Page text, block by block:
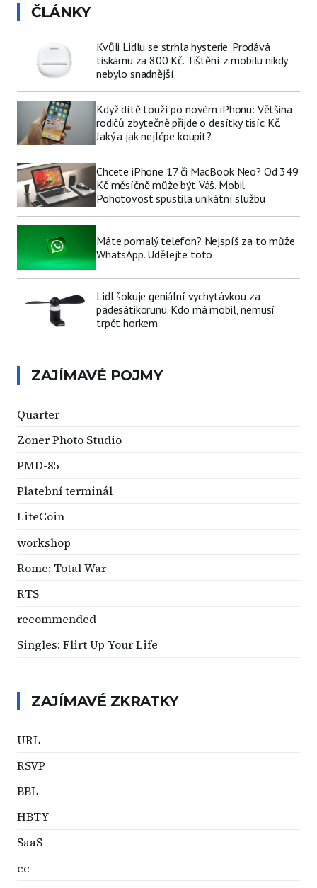
ČLÁNKY
Kvůli Lidlu se strhla hysterie. Prodává
tiskárnu za 800 Kč. Tištění z mobilu nikdy
nebylo snadnější
Když dítě touží po novém iPhonu: Většina
rodičů zbytečně přijde o desítky tisíc Kč.
Jaký a jak nejlépe koupit?
Chcete iPhone 17 či MacBook Neo? Od 349
Kč měsíčně může být Váš. Mobil
Pohotovost spustila unikátní službu
Máte pomalý telefon? Nejspíš za to může
WhatsApp. Udělejte toto
Lidl šokuje geniální vychytávkou za
padesátikorunu. Kdo má mobil, nemusí
trpět horkem
ZAJÍMAVÉ POJMY
Quarter
Zoner Photo Studio
PMD-85
Platební terminál
LiteCoin
workshop
Rome: Total War
RTS
recommended
Singles: Flirt Up Your Life
ZAJÍMAVÉ ZKRATKY
URL
RSVP
BBL
HBTY
SaaS
cc